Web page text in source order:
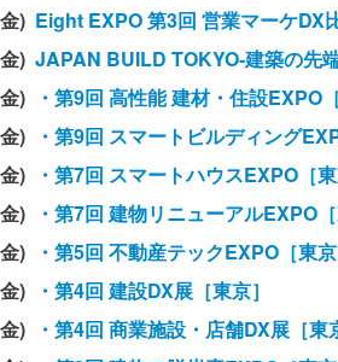
) Eight EXPO 第3回 営業マーケDX
) JAPAN BUILD TOKYO-建築の先
)
・第9回 高性能 建材・住設EXPO
)
・第9回 スマートビルディング
)
・第7回 スマートハウスEXPO［東
)
・第7回 建物リニューアルEXPO［
)
・第5回 不動産テックEXPO［東京
)
・第4回 建設DX展［東京］
)
・第4回 商業施設・店舗DX展［東